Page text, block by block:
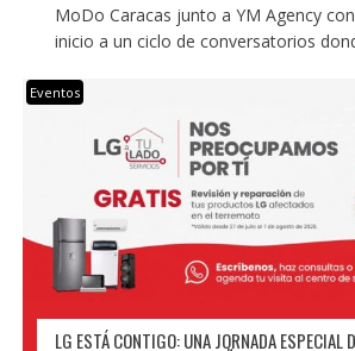
MoDo Caracas junto a YM Agency
inicio a un ciclo de conversatorios
Eventos
LG ESTÁ CONTIGO: UNA JORNADA ESPECIAL